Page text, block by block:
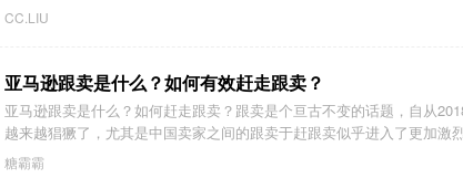
CC.LIU
亚马逊跟卖是什么？如何有效赶走跟卖？
亚马逊跟卖是什么？如何赶走跟卖？跟卖是个亘古不变的话题，自从
越来越猖獗了，尤其是中国卖家之间的跟卖于赶跟卖似乎进入了更加激
糖霸霸